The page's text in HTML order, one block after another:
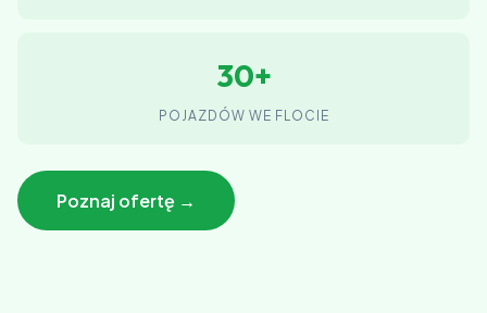
30+
POJAZDÓW WE FLOCIE
Poznaj ofertę →